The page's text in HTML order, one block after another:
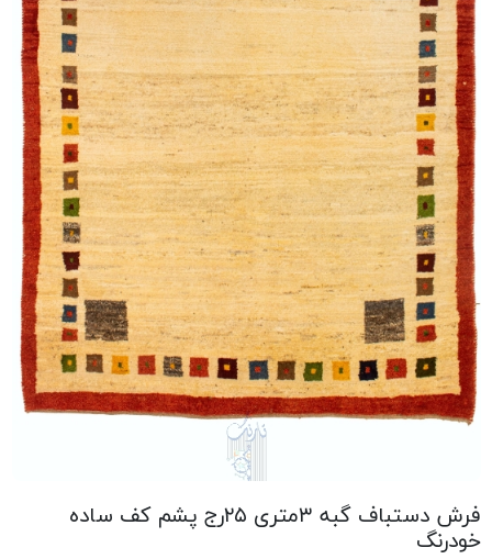
فرش دستباف گبه ۳متری ۲۵رج پشم کف ساده
خودرنگ